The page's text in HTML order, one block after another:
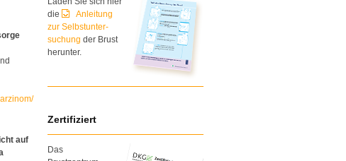
auf
die
Anleitung
zur Selbstunter-
suchung der Brust
herunter.
Zertifiziert
Das